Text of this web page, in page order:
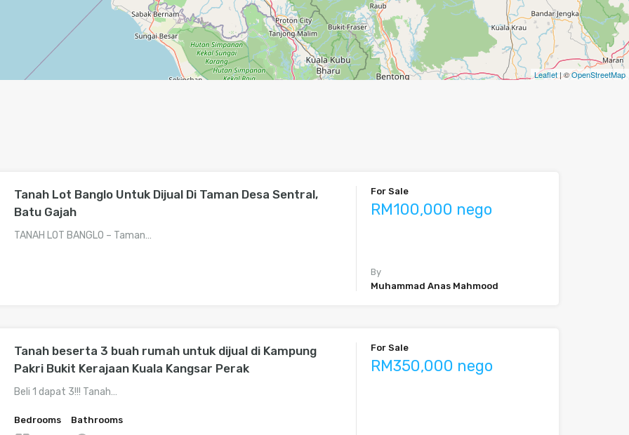
Leaflet | ©OpenStreetMap
Tanah Lot Banglo Untuk Dijual Di Taman Desa Sentral,
Batu Gajah
TANAH LOT BANGLO – Taman…
For Sale
RM100,000 nego
By
Muhammad Anas Mahmood
Tanah beserta 3 buah rumah untuk dijual di Kampung
Pakri Bukit Kerajaan Kuala Kangsar Perak
Beli 1 dapat 3!!! Tanah…
Bedrooms Bathrooms
For Sale
RM350,000 nego